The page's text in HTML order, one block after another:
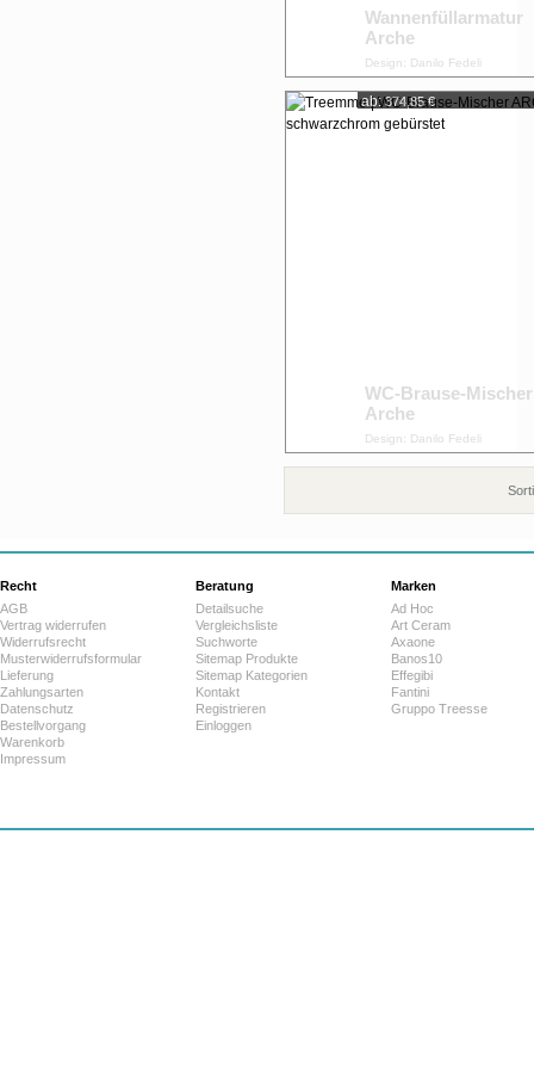
Wannenfüllarmatur
Arche
Design: Danilo Fedeli
ab: 374,85 €
WC-Brause-Mischer
Arche
Design: Danilo Fedeli
Recht
AGB
Vertrag widerrufen
Widerrufsrecht
Musterwiderrufsformular
Lieferung
Zahlungsarten
Datenschutz
Bestellvorgang
Warenkorb
Impressum
Beratung
Detailsuche
Vergleichsliste
Suchworte
Sitemap Produkte
Sitemap Kategorien
Kontakt
Registrieren
Einloggen
Marken
Ad Hoc
Art Ceram
Axaone
Banos10
Effegibi
Fantini
Gruppo Treesse